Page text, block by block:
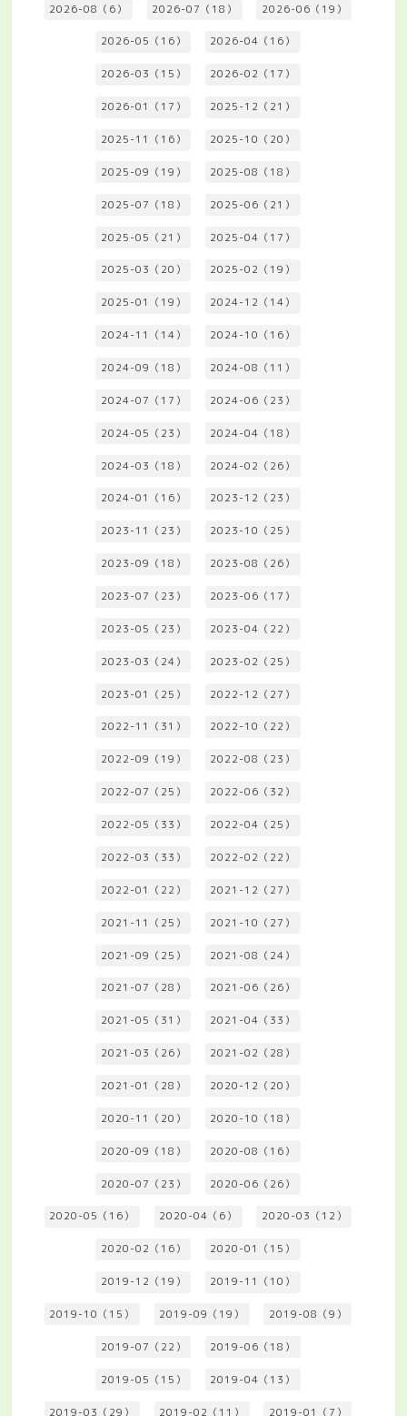
2026-08（6） 2026-07（18） 2026-06（19）
2026-05（16） 2026-04（16）
2026-03（15） 2026-02（17）
2026-01（17） 2025-12（21）
2025-11（16） 2025-10（20）
2025-09（19） 2025-08（18）
2025-07（18） 2025-06（21）
2025-05（21） 2025-04（17）
2025-03（20） 2025-02（19）
2025-01（19） 2024-12（14）
2024-11（14） 2024-10（16）
2024-09（18） 2024-08（11）
2024-07（17） 2024-06（23）
2024-05（23） 2024-04（18）
2024-03（18） 2024-02（26）
2024-01（16） 2023-12（23）
2023-11（23） 2023-10（25）
2023-09（18） 2023-08（26）
2023-07（23） 2023-06（17）
2023-05（23） 2023-04（22）
2023-03（24） 2023-02（25）
2023-01（25） 2022-12（27）
2022-11（31） 2022-10（22）
2022-09（19） 2022-08（23）
2022-07（25） 2022-06（32）
2022-05（33） 2022-04（25）
2022-03（33） 2022-02（22）
2022-01（22） 2021-12（27）
2021-11（25） 2021-10（27）
2021-09（25） 2021-08（24）
2021-07（28） 2021-06（26）
2021-05（31） 2021-04（33）
2021-03（26） 2021-02（28）
2021-01（28） 2020-12（20）
2020-11（20） 2020-10（18）
2020-09（18） 2020-08（16）
2020-07（23） 2020-06（26）
2020-05（16） 2020-04（6） 2020-03（12）
2020-02（16） 2020-01（15）
2019-12（19） 2019-11（10）
2019-10（15） 2019-09（19） 2019-08（9）
2019-07（22） 2019-06（18）
2019-05（15） 2019-04（13）
2019-03（29） 2019-02（11） 2019-01（7）